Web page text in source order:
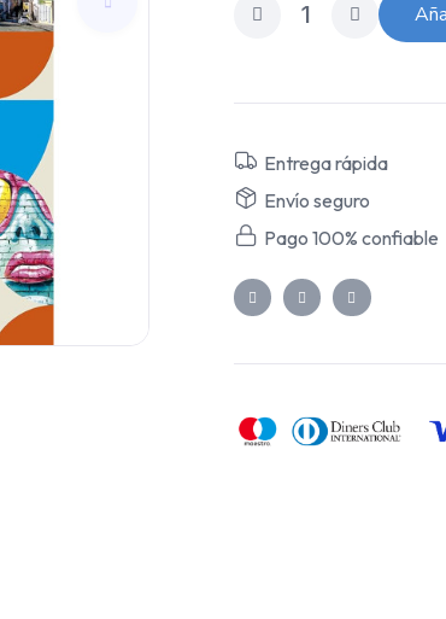
Entrega rápida
Envío seguro
Pago 100% confiable